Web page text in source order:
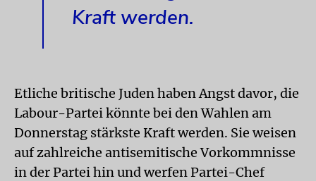
Kraft werden.
Etliche britische Juden haben Angst davor, die
Labour-Partei könnte bei den Wahlen am
Donnerstag stärkste Kraft werden. Sie weisen
auf zahlreiche antisemitische Vorkommnisse
in der Partei hin und werfen Partei-Chef